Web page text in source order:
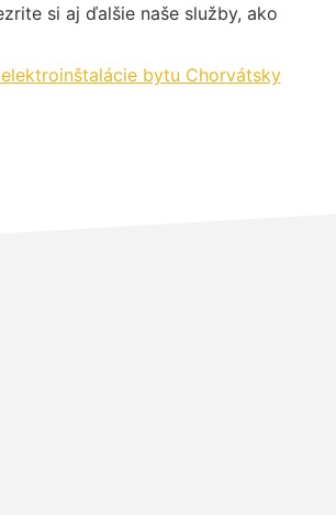
si aj ďalšie naše služby, ako
bytu Chorvátsky